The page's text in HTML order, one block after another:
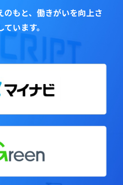
のもと、働きがいを向上さ
います。